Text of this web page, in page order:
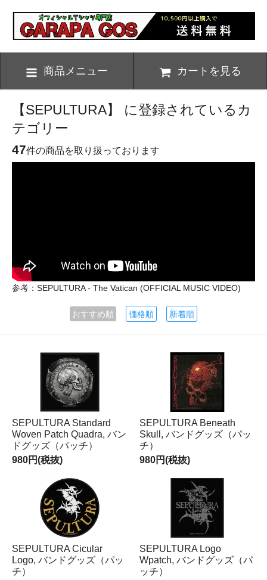
商品メニュー カートを見る
【SEPULTURA】 に登録されているカ
テゴリー
47件の商品を取り扱っております
参考：SEPULTURA - The Vatican (OFFICIAL MUSIC VIDEO)
おすすめ順 価格順 新着順
SEPULTURA Standard
Woven Patch Quadra, バン
ドグッズ（パッチ）
980円(税抜)
SEPULTURA Beneath
Skull, バンドグッズ（パッ
チ）
980円(税抜)
SEPULTURA Cicular
Logo, バンドグッズ（パッ
チ）
SEPULTURA Logo
Wpatch, バンドグッズ（パ
ッチ）